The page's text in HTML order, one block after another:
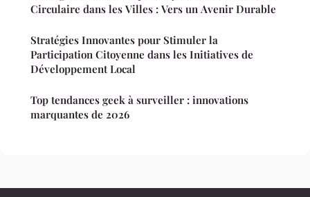
Circulaire dans les Villes : Vers un Avenir Durable
Stratégies Innovantes pour Stimuler la
Participation Citoyenne dans les Initiatives de
Développement Local
Top tendances geek à surveiller : innovations
marquantes de 2026